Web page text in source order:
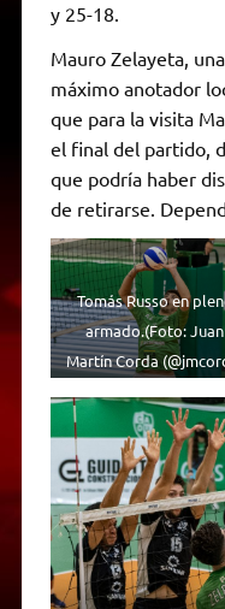
y 25-18.
Mauro Zelayeta,
máximo anotador
que para la visita
el final del partido,
que podría haber
de retirarse.
Tomás Russo en
armado.(Foto: Juan
Martín Corda